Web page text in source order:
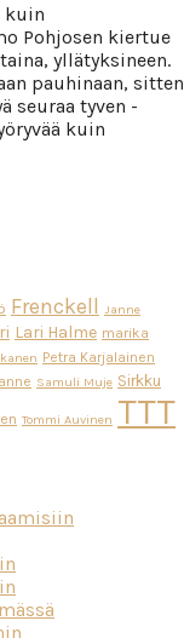
kuin
Pohjosen kiertue
yllätyksineen.
pauhinaan, sitten
seuraa tyven -
kuin
Frenckell Janne
Lari Halme marika
Petra Karjalainen
Samuli Muje Sirkku
Tommi Auvinen TTT